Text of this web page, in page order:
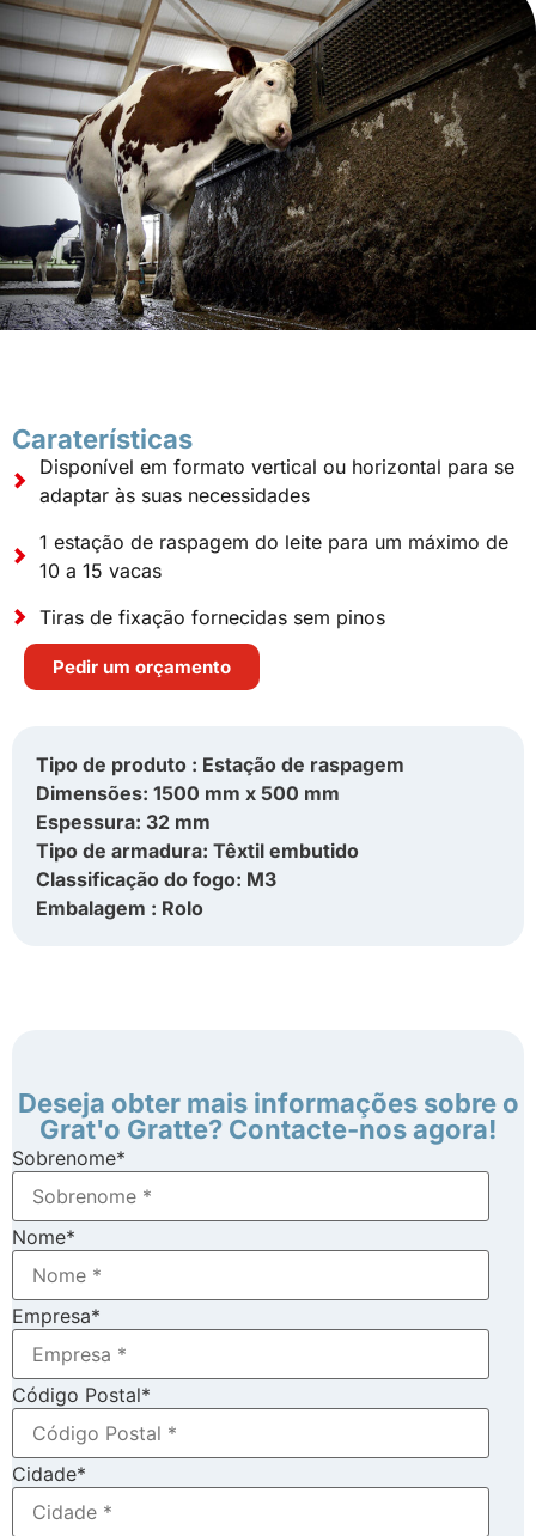
Caraterísticas
Disponível em formato vertical ou horizontal para se
adaptar às suas necessidades
1 estação de raspagem do leite para um máximo de
10 a 15 vacas
Tiras de fixação fornecidas sem pinos
Pedir um orçamento
Tipo de produto : Estação de raspagem
Dimensões: 1500 mm x 500 mm
Espessura: 32 mm
Tipo de armadura: Têxtil embutido
Classificação do fogo: M3
Embalagem : Rolo
Deseja obter mais informações sobre o
Grat'o Gratte? Contacte-nos agora!
Sobrenome*
Nome*
Empresa*
Código Postal*
Cidade*